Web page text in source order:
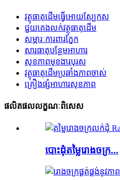
វត្ថុធាតុដើមធ្វើអោយស្បែកស
ជួយគេងលក់វត្ថុធាតុដើម
សម្ភារៈការពារភ្នែក
សារធាតុបន្ថែមអាហារ
សុខភាពមុខងារបុរស
វត្ថុធាតុដើមប្រឆាំងភាពចាស់
គ្រឿងផ្សំអាហារសុខភាព
ផលិតផលលក្ខណៈពិសេស
បោះដុំតម្លៃរោងចក្រ...